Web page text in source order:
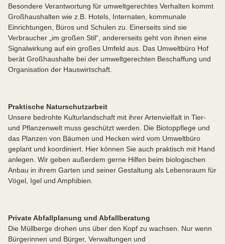
Besondere Verantwortung für umweltgerechtes Verhalten kommt
Großhaushalten wie z.B. Hotels, Internaten, kommunale
Einrichtungen, Büros und Schulen zu. Einerseits sind sie
Verbraucher „im großen Stil“, andererseits geht von ihnen eine
Signalwirkung auf ein großes Umfeld aus. Das Umweltbüro Hof
berät Großhaushalte bei der umweltgerechten Beschaffung und
Organisation der Hauswirtschaft.
Praktische Naturschutzarbeit
Unsere bedrohte Kulturlandschaft mit ihrer Artenvielfalt in Tier-
und Pflanzenwelt muss geschützt werden. Die Biotoppflege und
das Planzen von Bäumen und Hecken wird vom Umweltbüro
geplant und koordiniert. Hier können Sie auch praktisch mit Hand
anlegen. Wir geben außerdem gerne Hilfen beim biologischen
Anbau in ihrem Garten und seiner Gestaltung als Lebensraum für
Vögel, Igel und Amphibien.
Private Abfallplanung und Abfallberatung
Die Müllberge drohen uns über den Kopf zu wachsen. Nur wenn
Bürgerinnen und Bürger, Verwaltungen und